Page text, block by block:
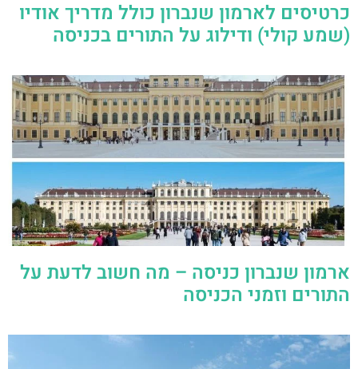
כרטיסים לארמון שנברון כולל מדריך אודיו
(שמע קולי) ודילוג על התורים בכניסה
ארמון שנברון כניסה – מה חשוב לדעת על
התורים וזמני הכניסה